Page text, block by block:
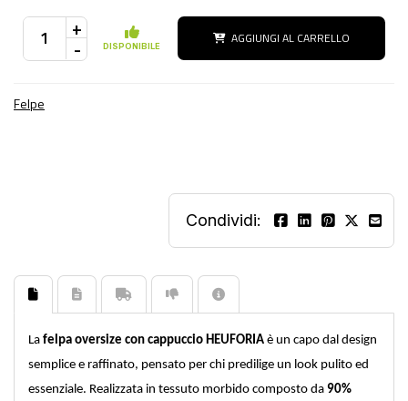
+
- DISPONIBILE AGGIUNGI AL CARRELLO
Felpe
Condividi:
La felpa oversize con cappuccio HEUFORIA è un capo dal design
semplice e raffinato, pensato per chi predilige un look pulito ed
essenziale. Realizzata in tessuto morbido composto da 90%